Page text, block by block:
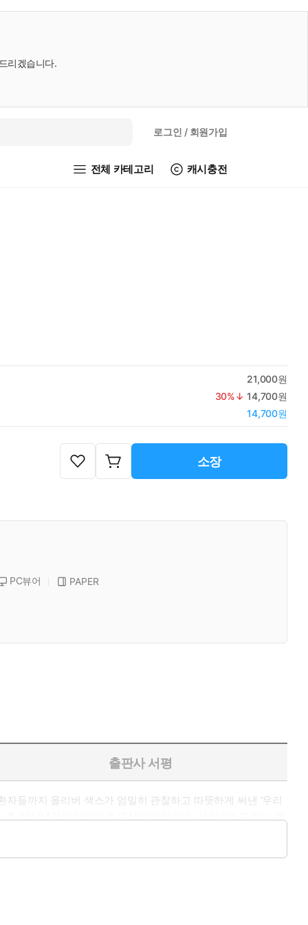
리겠습니다.
로그인 / 회원가입
전체 카테고리 캐시충전
21,000원
30%↓ 14,700원
14,700원
소장
PC뷰어
PAPER
출판사 서평
들까지 올리버 색스가 엄밀히 관찰하고 따뜻하게 써낸 '우리
4부 24편의 이야기로 구성되어 있으며, 각 에피소드마다 '뒷
신의 감추어진 능력을 일깨워나가는 환자들. 그들의 모습을